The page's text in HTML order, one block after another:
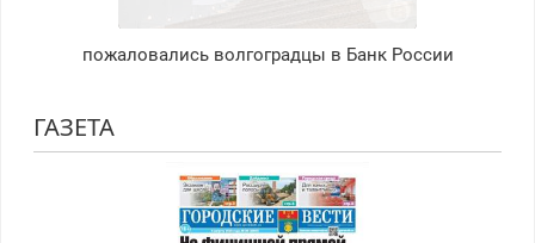
пожаловались волгоградцы в Банк России
ГАЗЕТА